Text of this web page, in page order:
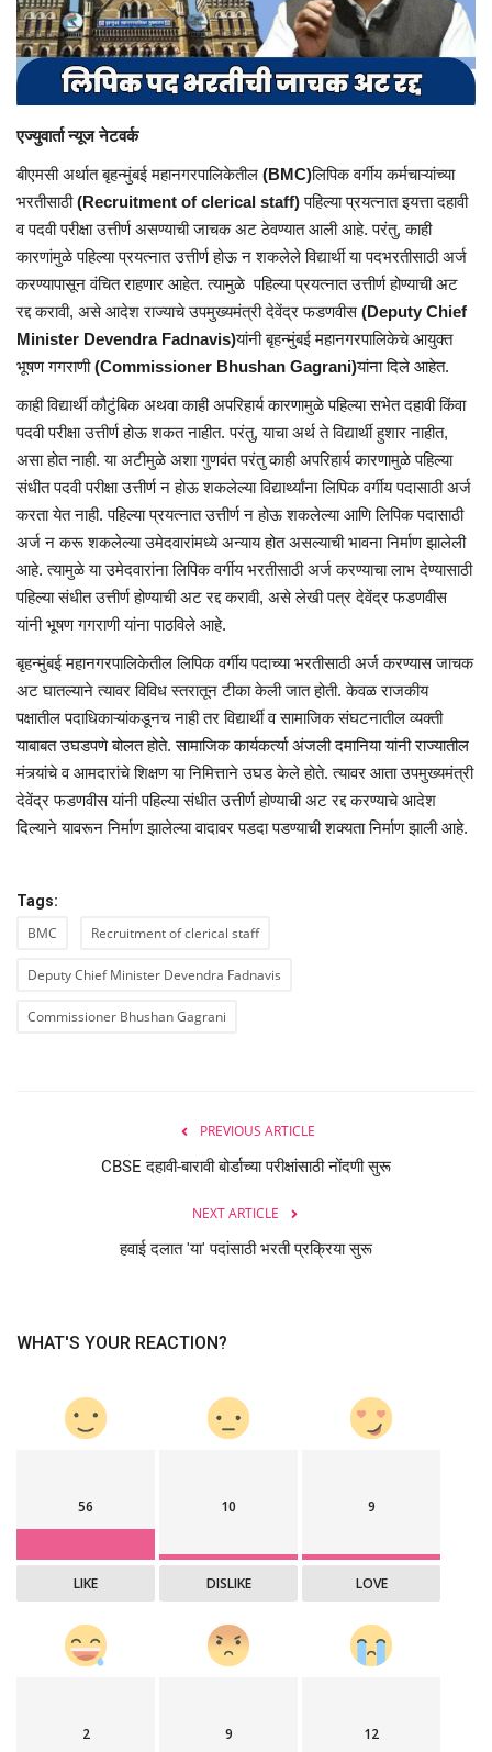
एज्युवार्ता न्यूज नेटवर्क
बीएमसी अर्थात बृहन्मुंबई महानगरपालिकेतील (BMC)लिपिक वर्गीय कर्मचाऱ्यांच्या
भरतीसाठी(Recruitment of clerical staff)पहिल्या प्रयत्नात इयत्ता दहावी
व पदवी परीक्षा उत्तीर्ण असण्याची जाचक अट ठेवण्यात आली आहे. परंतु, काही
कारणांमुळे पहिल्या प्रयत्नात उत्तीर्ण होऊ न शकलेले विद्यार्थी या पदभरतीसाठी अर्ज
करण्यापासून वंचित राहणार आहेत. त्यामुळे पहिल्या प्रयत्नात उत्तीर्ण होण्याची अट
रद्द करावी, असे आदेश राज्याचे उपमुख्यमंत्री देवेंद्र फडणवीस(Deputy Chief
Minister Devendra Fadnavis)यांनी बृहन्मुंबई महानगरपालिकेचे आयुक्त
भूषण गगराणी(Commissioner Bhushan Gagrani)यांना दिले आहेत.
काही विद्यार्थी कौटुंबिक अथवा काही अपरिहार्य कारणामुळे पहिल्या सभेत दहावी किंवा
पदवी परीक्षा उत्तीर्ण होऊ शकत नाहीत. परंतु, याचा अर्थ ते विद्यार्थी हुशार नाहीत,
असा होत नाही. या अटीमुळे अशा गुणवंत परंतु काही अपरिहार्य कारणामुळे पहिल्या
संधीत पदवी परीक्षा उत्तीर्ण न होऊ शकलेल्या विद्यार्थ्यांना लिपिक वर्गीय पदासाठी अर्ज
करता येत नाही. पहिल्या प्रयत्नात उत्तीर्ण न होऊ शकलेल्या आणि लिपिक पदासाठी
अर्ज न करू शकलेल्या उमेदवारांमध्ये अन्याय होत असल्याची भावना निर्माण झालेली
आहे. त्यामुळे या उमेदवारांना लिपिक वर्गीय भरतीसाठी अर्ज करण्याचा लाभ देण्यासाठी
पहिल्या संधीत उत्तीर्ण होण्याची अट रद्द करावी, असे लेखी पत्र देवेंद्र फडणवीस
यांनी भूषण गगराणी यांना पाठविले आहे.
बृहन्मुंबई महानगरपालिकेतील लिपिक वर्गीय पदाच्या भरतीसाठी अर्ज करण्यास जाचक
अट घातल्याने त्यावर विविध स्तरातून टीका केली जात होती. केवळ राजकीय
पक्षातील पदाधिकाऱ्यांकडूनच नाही तर विद्यार्थी व सामाजिक संघटनातील व्यक्ती
याबाबत उघडपणे बोलत होते. सामाजिक कार्यकर्त्या अंजली दमानिया यांनी राज्यातील
मंत्र्यांचे व आमदारांचे शिक्षण या निमित्ताने उघड केले होते. त्यावर आता उपमुख्यमंत्री
देवेंद्र फडणवीस यांनी पहिल्या संधीत उत्तीर्ण होण्याची अट रद्द करण्याचे आदेश
दिल्याने यावरून निर्माण झालेल्या वादावर पडदा पडण्याची शक्यता निर्माण झाली आहे.
Tags:
BMC Recruitment of clerical staff
Deputy Chief Minister Devendra Fadnavis
Commissioner Bhushan Gagrani
PREVIOUS ARTICLE
CBSE दहावी-बारावी बोर्डाच्या परीक्षांसाठी नोंदणी सुरू
NEXT ARTICLE
हवाई दलात 'या' पदांसाठी भरती प्रक्रिया सुरू
WHAT'S YOUR REACTION?
56
LIKE
10
DISLIKE
9
LOVE
2 9 12